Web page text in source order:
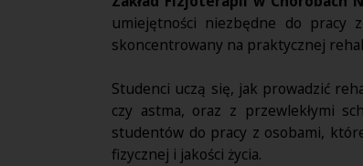
umiejętności niezbędne do pracy
skoncentrowany na praktycznej
Studenci uczą się, jak prowadzić
czy astma, oraz z przewlekłymi
studentów do pracy z osobami,
fizycznej i jakości życia.